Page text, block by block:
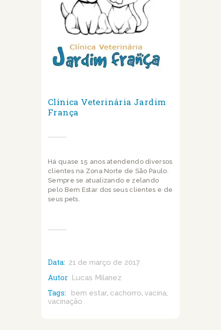
Clínica Veterinária Jardim
França
Há quase 15 anos atendendo diversos
clientes na Zona Norte de São Paulo.
Sempre se atualizando e zelando
pelo Bem Estar dos seus clientes e de
seus pets.
Data: 21 de março de 2017
Autor Lucas Milanez
Tags: bem estar, cachorro vacina
vacinação